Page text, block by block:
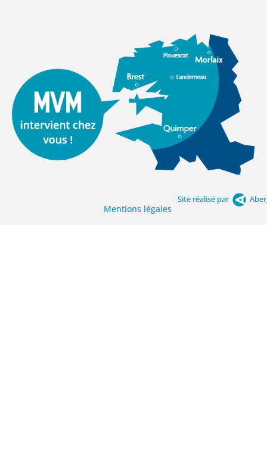
Mentions légales
Site réalisé par